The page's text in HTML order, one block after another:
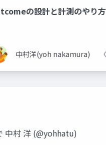
の設計と計測のやり方
中村洋(yoh nakamura)
中村 洋 (@yohhatu)